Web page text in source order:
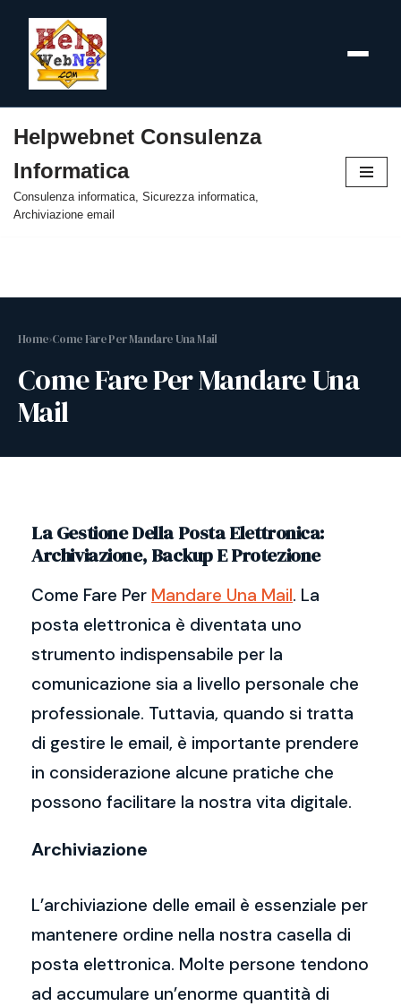
al
contenuto
Helpwebnet Consulenza
Informatica
Consulenza informatica, Sicurezza informatica,
Archiviazione email
Home›Come Fare Per Mandare Una Mail
Come Fare Per Mandare Una
Mail
La Gestione Della Posta Elettronica:
Archiviazione, Backup E Protezione
Come Fare Per Mandare Una Mail. La
posta elettronica è diventata uno
strumento indispensabile per la
comunicazione sia a livello personale che
professionale. Tuttavia, quando si tratta
di gestire le email, è importante prendere
in considerazione alcune pratiche che
possono facilitare la nostra vita digitale.
Archiviazione
L’archiviazione delle email è essenziale per
mantenere ordine nella nostra casella di
posta elettronica. Molte persone tendono
ad accumulare un’enorme quantità di